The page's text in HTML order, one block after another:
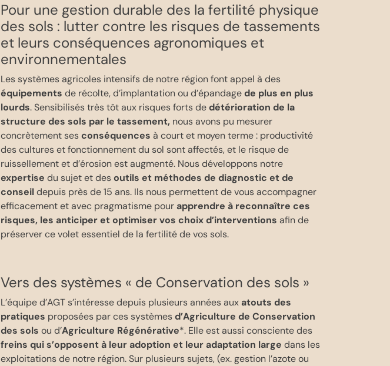
Pour une gestion durable des la fertilité physique
des sols : lutter contre les risques de tassements
et leurs conséquences agronomiques et
environnementales
Les systèmes agricoles intensifs de notre région font appel à des
équipements de récolte, d’implantation ou d’épandagede plus en plus
lourds. Sensibilisés très tôt aux risques forts dedétérioration de la
structure des sols par le tassement, nous avons pu mesurer
concrètement sesconséquences à court et moyen terme : productivité
des cultures et fonctionnement du sol sont affectés, et le risque de
ruissellement et d’érosion est augmenté. Nous développons notre
expertise du sujet et desoutils et méthodes de diagnostic et de
conseildepuis près de 15 ans. Ils nous permettent de vous accompagner
efficacement et avec pragmatisme pour apprendre à reconnaître ces
risques, les anticiper et optimiser vos choix d’interventions afin de
préserver ce volet essentiel de la fertilité de vos sols.
Vers des systèmes « de Conservation des sols »
L’équipe d’AGT s’intéresse depuis plusieurs années aux atouts des
pratiques proposées par ces systèmesd’Agriculture de Conservation
des sols ou d’Agriculture Régénérative*. Elle est aussi consciente des
freins qui s’opposent à leur adoption et leur adaptation large dans les
exploitations de notre région. Sur plusieurs sujets, (ex. gestion l’azote ou